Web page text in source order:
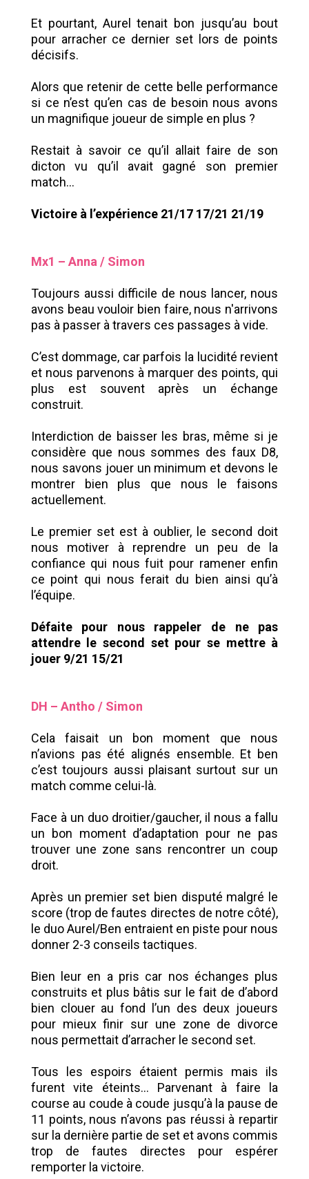
Et pourtant, Aurel tenait bon jusqu’au bout
pour arracher ce dernier set lors de points
décisifs.
Alors que retenir de cette belle performance
si ce n’est qu’en cas de besoin nous avons
un magnifique joueur de simple en plus ?
Restait à savoir ce qu’il allait faire de son
dicton vu qu’il avait gagné son premier
match...
Victoire à l’expérience 21/17 17/21 21/19
Mx1 – Anna / Simon
Toujours aussi difficile de nous lancer, nous
avons beau vouloir bien faire, nous n'arrivons
pas à passer à travers ces passages à vide.
C’est dommage, car parfois la lucidité revient
et nous parvenons à marquer des points, qui
plus est souvent après un échange
construit.
Interdiction de baisser les bras, même si je
considère que nous sommes des faux D8,
nous savons jouer un minimum et devons le
montrer bien plus que nous le faisons
actuellement.
Le premier set est à oublier, le second doit
nous motiver à reprendre un peu de la
confiance qui nous fuit pour ramener enfin
ce point qui nous ferait du bien ainsi qu’à
l’équipe.
Défaite pour nous rappeler de ne pas
attendre le second set pour se mettre à
jouer 9/21 15/21
DH – Antho / Simon
Cela faisait un bon moment que nous
n’avions pas été alignés ensemble. Et ben
c’est toujours aussi plaisant surtout sur un
match comme celui-là.
Face à un duo droitier/gaucher, il nous a fallu
un bon moment d’adaptation pour ne pas
trouver une zone sans rencontrer un coup
droit.
Après un premier set bien disputé malgré le
score (trop de fautes directes de notre côté),
le duo Aurel/Ben entraient en piste pour nous
donner 2-3 conseils tactiques.
Bien leur en a pris car nos échanges plus
construits et plus bâtis sur le fait de d’abord
bien clouer au fond l’un des deux joueurs
pour mieux finir sur une zone de divorce
nous permettait d’arracher le second set.
Tous les espoirs étaient permis mais ils
furent vite éteints... Parvenant à faire la
course au coude à coude jusqu’à la pause de
11 points, nous n’avons pas réussi à repartir
sur la dernière partie de set et avons commis
trop de fautes directes pour espérer
remporter la victoire.